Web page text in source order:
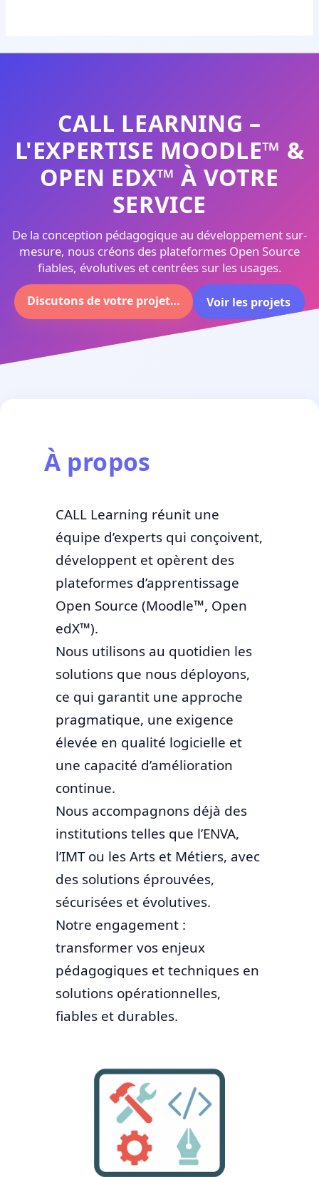
CALL LEARNING –
L'EXPERTISE MOODLE™ &
OPEN EDX™ À VOTRE
SERVICE
De la conception pédagogique au développement sur-
mesure, nous créons des plateformes Open Source
fiables, évolutives et centrées sur les usages.
Discutons de votre projet… Voir les projets
À propos
CALL Learning réunit une
équipe d’experts qui conçoivent,
développent et opèrent des
plateformes d’apprentissage
Open Source (Moodle™, Open
edX™).
Nous utilisons au quotidien les
solutions que nous déployons,
ce qui garantit une approche
pragmatique, une exigence
élevée en qualité logicielle et
une capacité d’amélioration
continue.
Nous accompagnons déjà des
institutions telles que l’ENVA,
l’IMT ou les Arts et Métiers, avec
des solutions éprouvées,
sécurisées et évolutives.
Notre engagement :
transformer vos enjeux
pédagogiques et techniques en
solutions opérationnelles,
fiables et durables.